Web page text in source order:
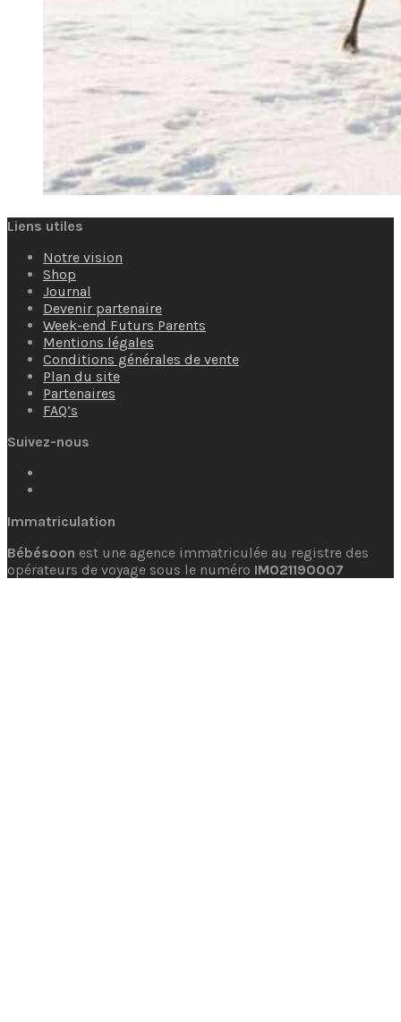
Liens utiles
Notre vision
Shop
Journal
Devenir partenaire
Week-end Futurs Parents
Mentions légales
Conditions générales de vente
Plan du site
Partenaires
FAQ’s
Suivez-nous
Immatriculation
Bébésoon est une agence immatriculée au registre des
opérateurs de voyage sous le numéro IM021190007